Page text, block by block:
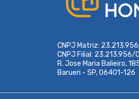
CNPJ Matriz:
CNPJ Filial:
R. Jose Maria Balieiro,
Barueri - SP, 06401-126